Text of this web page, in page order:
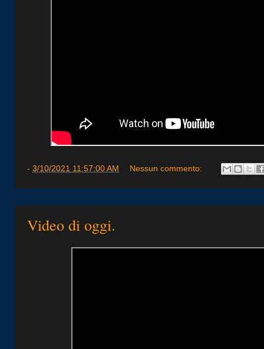
- 3/10/2021 11:57:00 AM Nessun commento:
Video di oggi.